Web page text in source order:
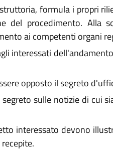
formula i propri
del procedimento. Alla
ai competenti organi
interessati
opposto il segreto
sulle notizie di cui
interessato devono